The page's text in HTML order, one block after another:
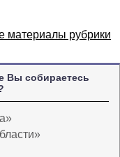
материалы рубрики
Вы собираетесь